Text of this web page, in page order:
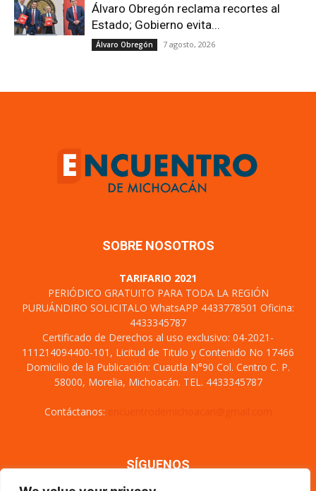
Álvaro Obregón reclama recortes al
Estado; Gobierno evita...
Álvaro Obregón 7 agosto, 2026
SOBRE NOSOTROS
TARIFARIO 2021
PERIÓDICO GRATUITO PARA TODA LA REGIÓN
PURUÁNDIRO SOLICITALO WhatsAPP 4433778501 Oficina:
4433345787
Certificado de Derechos al uso exclusivo: 04-2021-
111214094400-101, Licitud de Titulo y Contenido No 17466
Domicilio de la Publicación: Cuautla N°90 Col. Centro C. P.
58000, Morelia, Michoacán. TEL. 4433345787
Contáctanos:
SÍGUENOS